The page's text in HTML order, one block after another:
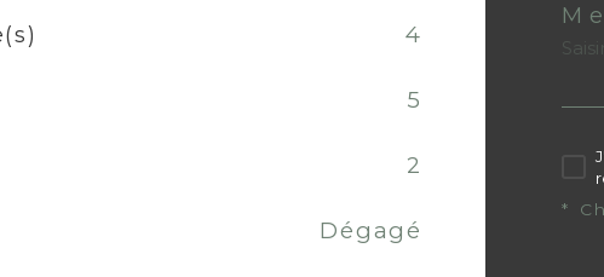
4
5
2
Dégagé
*